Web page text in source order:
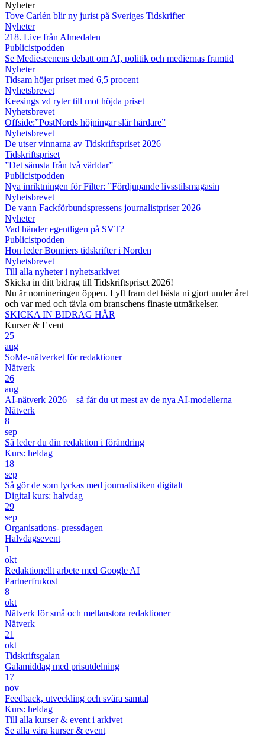
Nyheter
Tove Carlén blir ny jurist på Sveriges Tidskrifter
Nyheter
218. Live från Almedalen
Publicistpodden
Se Mediescenens debatt om AI, politik och mediernas framtid
Nyheter
Tidsam höjer priset med 6,5 procent
Nyhetsbrevet
Keesings vd ryter till mot höjda priset
Nyhetsbrevet
Offside:”PostNords höjningar slår hårdare”
Nyhetsbrevet
De utser vinnarna av Tidskriftspriset 2026
Tidskriftspriset
”Det sämsta från två världar”
Publicistpodden
Nya inriktningen för Filter: ”Fördjupande livsstilsmagasin
Nyhetsbrevet
De vann Fackförbundspressens journalistpriser 2026
Nyheter
Vad händer egentligen på SVT?
Publicistpodden
Hon leder Bonniers tidskrifter i Norden
Nyhetsbrevet
Till alla nyheter i nyhetsarkivet
Skicka in ditt bidrag till Tidskriftspriset 2026!
Nu är nomineringen öppen. Lyft fram det bästa ni gjort under året
och var med och tävla om branschens finaste utmärkelser.
SKICKA IN BIDRAG HÄR
Kurser & Event
25
aug
SoMe-nätverket för redaktioner
Nätverk
26
aug
AI-nätverk 2026 – så får du ut mest av de nya AI-modellerna
Nätverk
8
sep
Så leder du din redaktion i förändring
Kurs: heldag
18
sep
Så gör de som lyckas med journalistiken digitalt
Digital kurs: halvdag
29
sep
Organisations- pressdagen
Halvdagsevent
1
okt
Redaktionellt arbete med Google AI
Partnerfrukost
8
okt
Nätverk för små och mellanstora redaktioner
Nätverk
21
okt
Tidskriftsgalan
Galamiddag med prisutdelning
17
nov
Feedback, utveckling och svåra samtal
Kurs: heldag
Till alla kurser & event i arkivet
Se alla våra kurser & event